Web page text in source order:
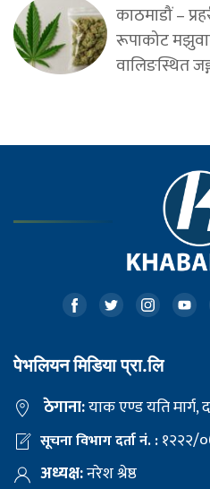
काठमाडौं –
रूपाकोट
वालिङस्थित
पेभलियन मिडिया प्रा.लि
ठेगाना:याक एण्ड यति मार्ग,
सूचना विभाग दर्ता नं. :१२२२/
अध्यक्ष:नरेश श्रेष्ठ